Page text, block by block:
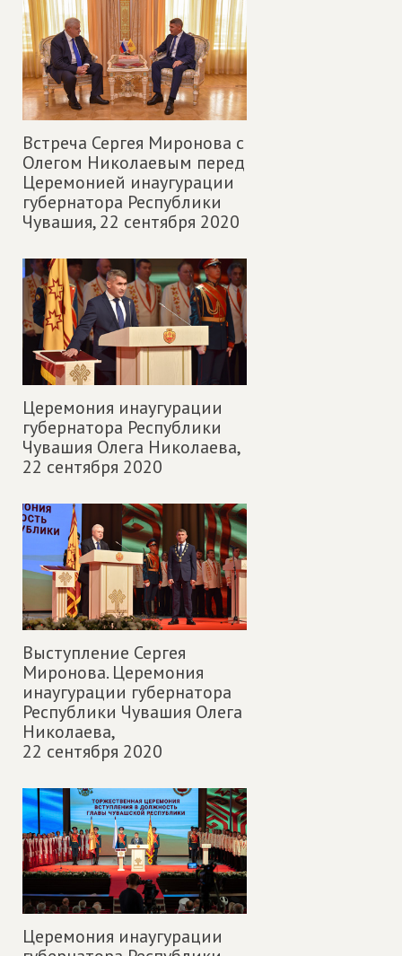
Встреча Сергея Миронова с
Олегом Николаевым перед
Церемонией инаугурации
губернатора Республики
Чувашия,22 сентября 2020
Церемония инаугурации
губернатора Республики
Чувашия Олега Николаева,
22 сентября 2020
Выступление Сергея
Миронова. Церемония
инаугурации губернатора
Республики Чувашия Олега
Николаева,
22 сентября 2020
Церемония инаугурации